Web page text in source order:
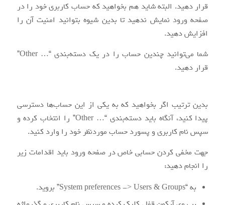
قرار دهید. البته شاید هم بخواهید که حساب کاربری خود را در
صفحه ورود نمایش ندهید تا بدین شیوه بتوانید امنیت آن را
افزایش دهید.
شما می‌توانید چندین حساب را در یک دسته‌بندی “…
Other”
قرار دهید.
بدین ترتیب اگر بخواهید که به یکی از این حساب‌ها دسترسی
پیدا کنید، آنگاه باید دسته‌بندی “…
Other” را انتخاب کرده و
سپس نام کاربری و پسورد حساب موردنظر خود را وارد کنید.
جهت مخفی کردن حسابی خاص در صفحه ورود باید اقدامات زیر
را انجام دهید:
به “System preferences -> Users & Groups” بروید.